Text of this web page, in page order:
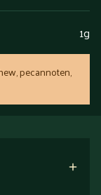
1g
pecannoten,